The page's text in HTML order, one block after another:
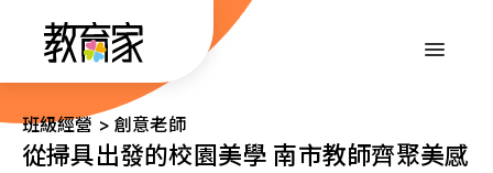
內
::: 班級經營 > 創意老師
從掃具出發的校園美學 南市教師齊聚美感